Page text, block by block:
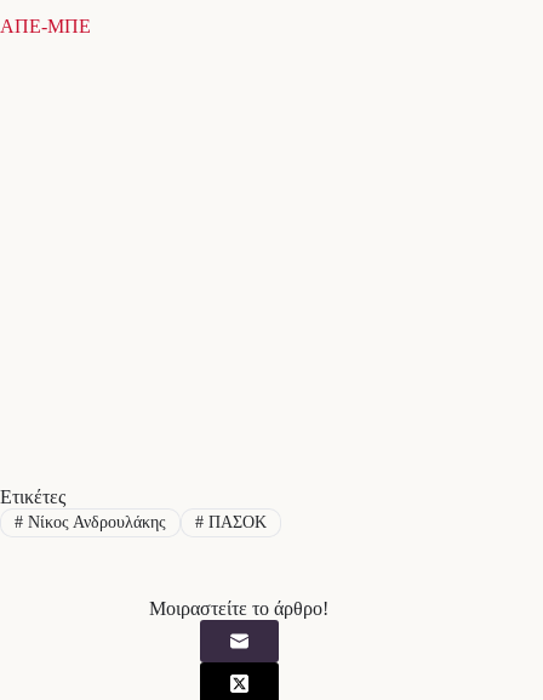
ΑΠΕ-ΜΠΕ
Ετικέτες
#Νίκος Ανδρουλάκης #ΠΑΣΟΚ
Μοιραστείτε το άρθρο!